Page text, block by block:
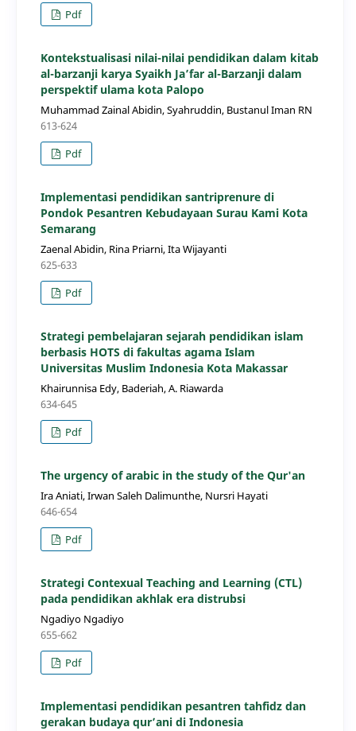
Pdf
Kontekstualisasi nilai-nilai pendidikan dalam kitab
al-barzanji karya Syaikh Ja’far al-Barzanji dalam
perspektif ulama kota Palopo
Muhammad Zainal Abidin, Syahruddin, Bustanul Iman RN
613-624
Pdf
Implementasi pendidikan santriprenure di
Pondok Pesantren Kebudayaan Surau Kami Kota
Semarang
Zaenal Abidin, Rina Priarni, Ita Wijayanti
625-633
Pdf
Strategi pembelajaran sejarah pendidikan islam
berbasis HOTS di fakultas agama Islam
Universitas Muslim Indonesia Kota Makassar
Khairunnisa Edy, Baderiah, A. Riawarda
634-645
Pdf
The urgency of arabic in the study of the Qur'an
Ira Aniati, Irwan Saleh Dalimunthe, Nursri Hayati
646-654
Pdf
Strategi Contexual Teaching and Learning (CTL)
pada pendidikan akhlak era distrubsi
Ngadiyo Ngadiyo
655-662
Pdf
Implementasi pendidikan pesantren tahfidz dan
gerakan budaya qur’ani di Indonesia